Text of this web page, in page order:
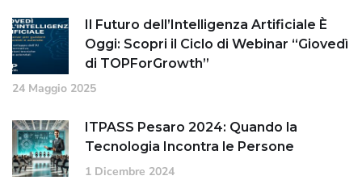
Il Futuro dell’Intelligenza Artificiale È
Oggi: Scopri il Ciclo di Webinar “Giovedì
di TOPForGrowth”
24 Maggio 2025
ITPASS Pesaro 2024: Quando la
Tecnologia Incontra le Persone
1 Dicembre 2024